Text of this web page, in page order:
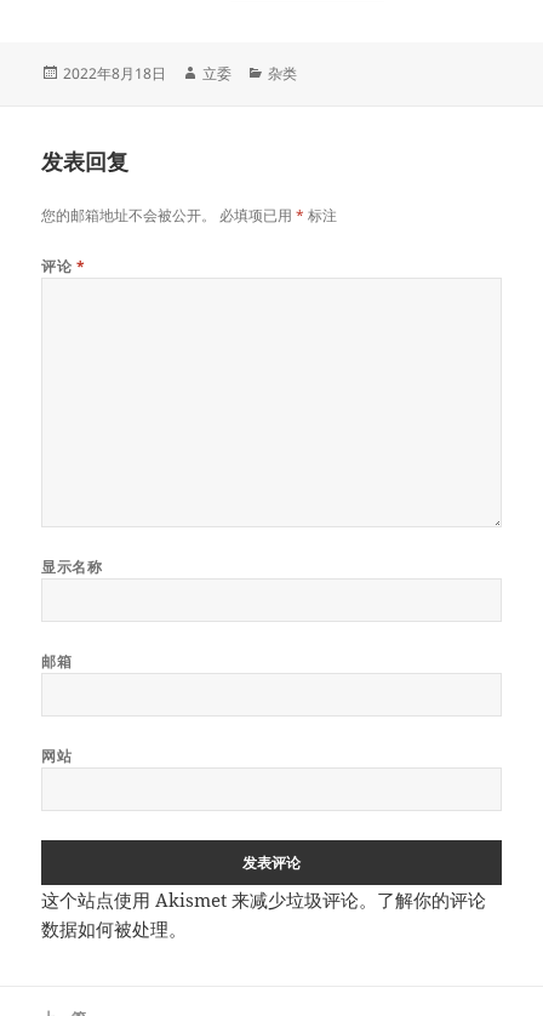
发
2022年8月18日
作
立委
分
杂类
发表回复
您的邮箱地址不会被公开。 必填项已用* 标注
评论 *
显示名称
邮箱
网站
这个站点使用 Akismet 来减少垃圾评论。 了解你的评论
数据如何被处理。